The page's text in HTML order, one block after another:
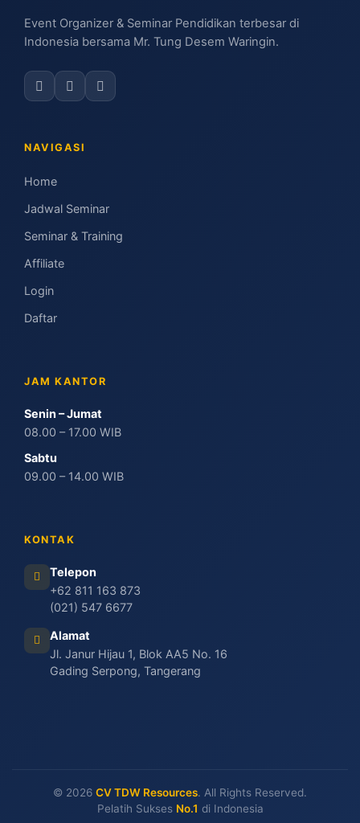
Event Organizer & Seminar Pendidikan terbesar di
Indonesia bersama Mr. Tung Desem Waringin.
NAVIGASI
Home
Jadwal Seminar
Seminar & Training
Affiliate
Login
Daftar
JAM KANTOR
Senin – Jumat
08.00 – 17.00 WIB
Sabtu
09.00 – 14.00 WIB
KONTAK
Telepon
+62 811 163 873
(021) 547 6677
Alamat
Jl. Janur Hijau 1, Blok AA5 No. 16
Gading Serpong, Tangerang
© 2026 CV TDW Resources. All Rights Reserved.
Pelatih Sukses No.1 di Indonesia